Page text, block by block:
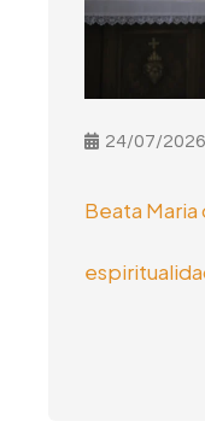
24/07/2026
Beata Maria